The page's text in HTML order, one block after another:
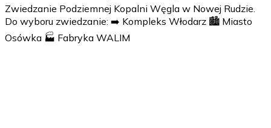
Zwiedzanie Podziemnej Kopalni Węgla w Nowej Rudzie.
Do wyboru zwiedzanie: ➡️ Kompleks Włodarz 🏙️ Miasto
Osówka 🏭 Fabryka WALIM